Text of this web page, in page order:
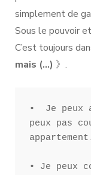
simplement de
Sous le pouvoir
C’est toujours
mais (…) 》.
•  Je peux
peux pas
• Je peux